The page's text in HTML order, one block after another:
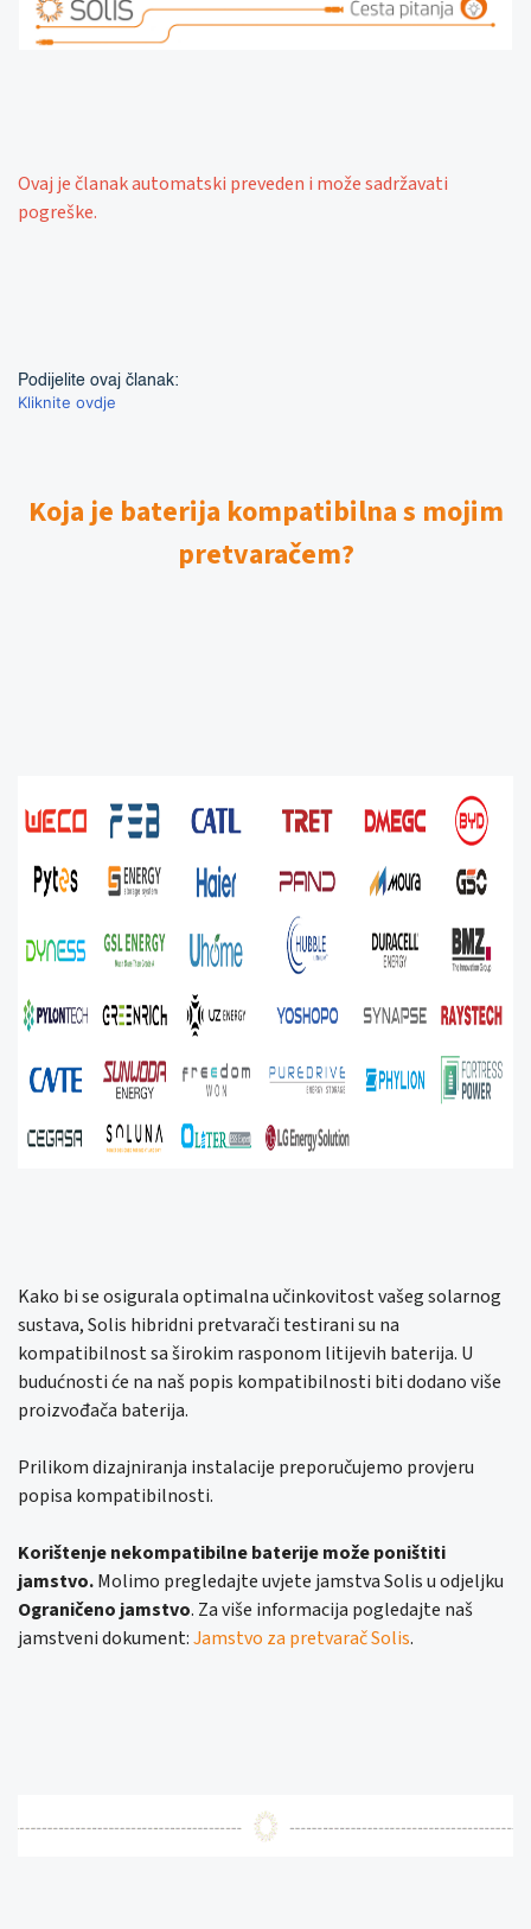
Ovaj je članak automatski preveden i može sadržavati
pogreške.
Podijelite ovaj članak:
Kliknite ovdje
Koja je baterija kompatibilna s mojim
pretvaračem?
Kako bi se osigurala optimalna učinkovitost vašeg solarnog
sustava, Solis hibridni pretvarači testirani su na
kompatibilnost sa širokim rasponom litijevih baterija. U
budućnosti će na naš popis kompatibilnosti biti dodano više
proizvođača baterija.
Prilikom dizajniranja instalacije preporučujemo provjeru
popisa kompatibilnosti.
Korištenje nekompatibilne baterije može poništiti
jamstvo.Molimo pregledajte uvjete jamstva Solis u odjeljku
Ograničeno jamstvo. Za više informacija pogledajte naš
jamstveni dokument:Jamstvo za pretvarač Solis.